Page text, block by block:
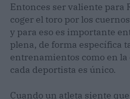
Entonces ser valiente para
coger el toro por los
y para eso es importante
plena, de forma específica
entrenamientos como en
cada deportista es único.
Cuando un atleta siente